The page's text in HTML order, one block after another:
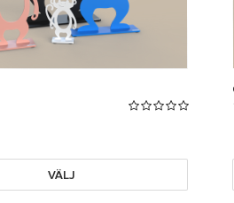
VÄLJ